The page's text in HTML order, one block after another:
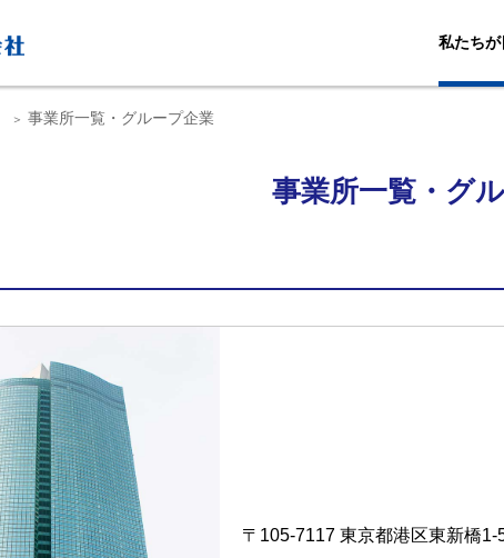
私たち
事業所一覧・グループ企業
事業所一覧・グ
〒105-7117 東京都港区東新橋